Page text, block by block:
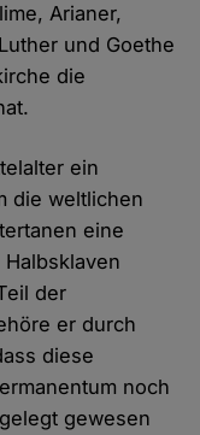
Arianer,
und Goethe
die
ein
die weltlichen
eine
der
er durch
diese
noch
gewesen